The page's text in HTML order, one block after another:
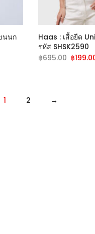
นนก
Haas : เสื้อยืด
รหัส SHSK2590
฿695.00 ฿
1 2 →